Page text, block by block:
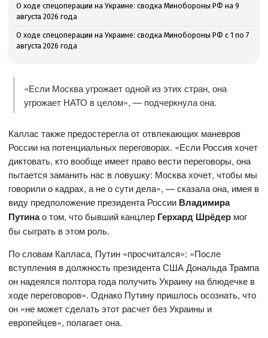
О ходе спецоперации на Украине: сводка Минобороны РФ на 9
августа 2026 года
О ходе спецоперации на Украине: сводка Минобороны РФ с 1 по 7
августа 2026 года
«Если Москва угрожает одной из этих стран, она
угрожает НАТО в целом», — подчеркнула она.
Каллас также предостерегла от отвлекающих маневров
России на потенциальных переговорах. «Если Россия хочет
диктовать, кто вообще имеет право вести переговоры, она
пытается заманить нас в ловушку: Москва хочет, чтобы мы
говорили о кадрах, а не о сути дела», — сказала она, имея в
виду предположение президента России Владимира
Путинао том, что бывший канцлер Герхард Шрёдер мог
бы сыграть в этом роль.
По словам Калласа, Путин «просчитался»: «После
вступления в должность президента США Дональда Трампа
он надеялся полтора года получить Украину на блюдечке в
ходе переговоров». Однако Путину пришлось осознать, что
он «не может сделать этот расчет без Украины и
европейцев», полагает она.